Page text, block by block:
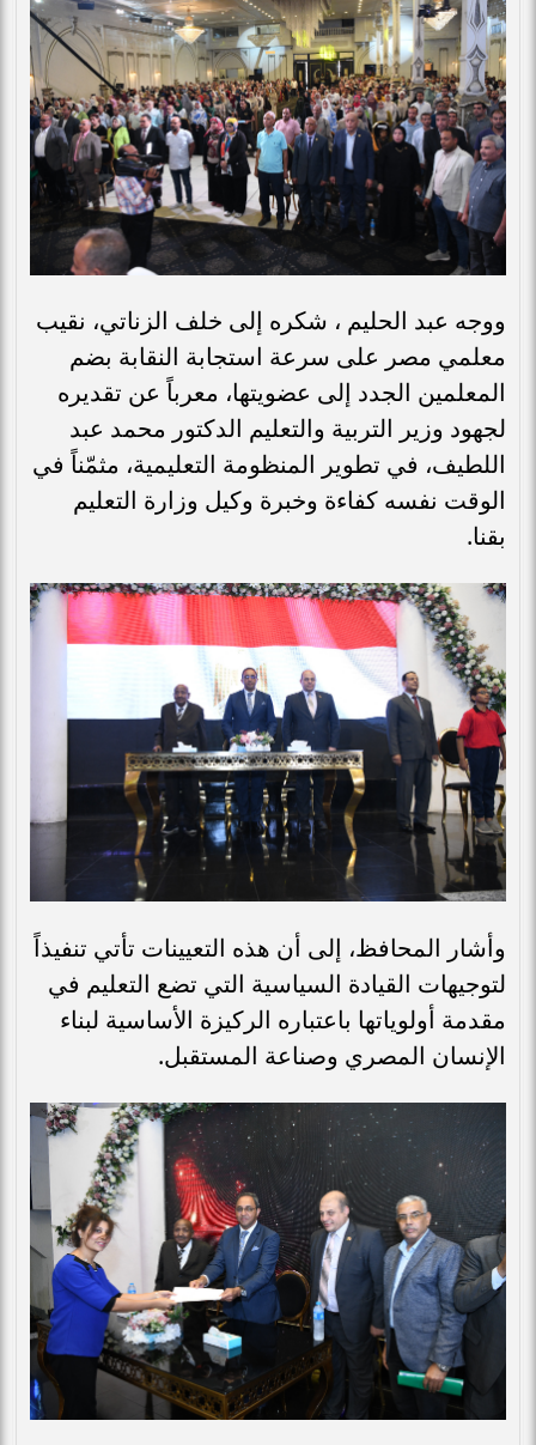
ووجه عبد الحليم ، شكره إلى خلف الزناتي، نقيب
معلمي مصر على سرعة استجابة النقابة بضم
المعلمين الجدد إلى عضويتها، معرباً عن تقديره
لجهود وزير التربية والتعليم الدكتور محمد عبد
اللطيف، في تطوير المنظومة التعليمية، مثمّناً في
الوقت نفسه كفاءة وخبرة وكيل وزارة التعليم
بقنا.
وأشار المحافظ، إلى أن هذه التعيينات تأتي تنفيذاً
لتوجيهات القيادة السياسية التي تضع التعليم في
مقدمة أولوياتها باعتباره الركيزة الأساسية لبناء
الإنسان المصري وصناعة المستقبل.